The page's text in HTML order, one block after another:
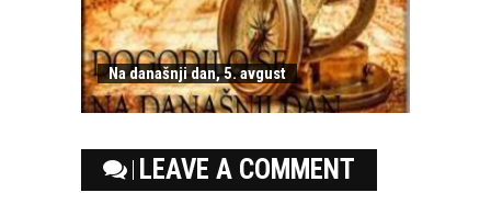
Na današnji dan, 5. avgust
LEAVE A COMMENT